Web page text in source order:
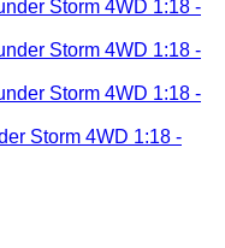
Storm 4WD 1:18 -